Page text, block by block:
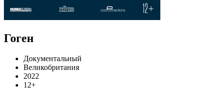
Гоген
Документальный
Великобритания
2022
12+